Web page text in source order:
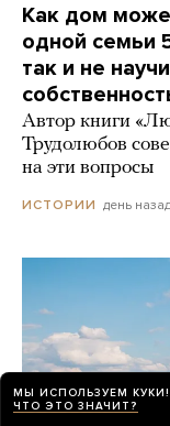
Как дом
одной семьи
так и не
Автор книги
Трудолюбов
на эти вопросы
ИСТОРИИ день назад
МЫ ИСПОЛЬЗУЕМ КУКИ!
ЧТО ЭТО ЗНАЧИТ?